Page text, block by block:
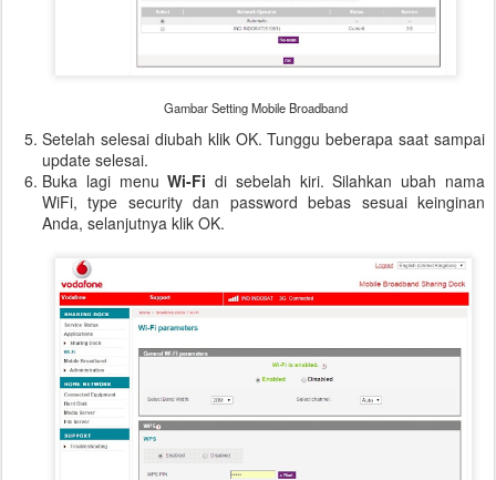
Gambar Setting Mobile Broadband
Setelah selesai diubah klik OK. Tunggu beberapa saat sampai
update selesai.
Buka lagi menuWi-Fi di sebelah kiri. Silahkan ubah nama
WiFi, type security dan password bebas sesuai keinginan
Anda, selanjutnya klik OK.